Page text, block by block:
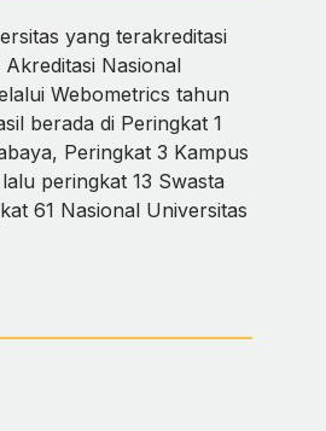
yang terakreditasi
Nasional
Webometrics tahun
berada di Peringkat 1
Peringkat 3 Kampus
peringkat 13 Swasta
61 Nasional Universitas